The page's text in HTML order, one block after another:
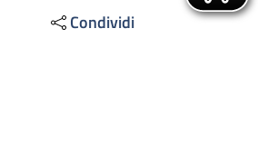
Condividi